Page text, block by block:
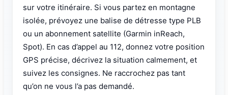
sur votre itinéraire. Si vous partez en montagne
isolée, prévoyez une balise de détresse type PLB
ou un abonnement satellite (Garmin inReach,
Spot). En cas d’appel au 112, donnez votre position
GPS précise, décrivez la situation calmement, et
suivez les consignes. Ne raccrochez pas tant
qu’on ne vous l’a pas demandé.